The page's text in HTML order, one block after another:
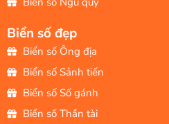
Biển số đẹp
Biển số Ông địa
Biển số Sảnh tiến
Biển số Số gánh
Biển số Thần tài